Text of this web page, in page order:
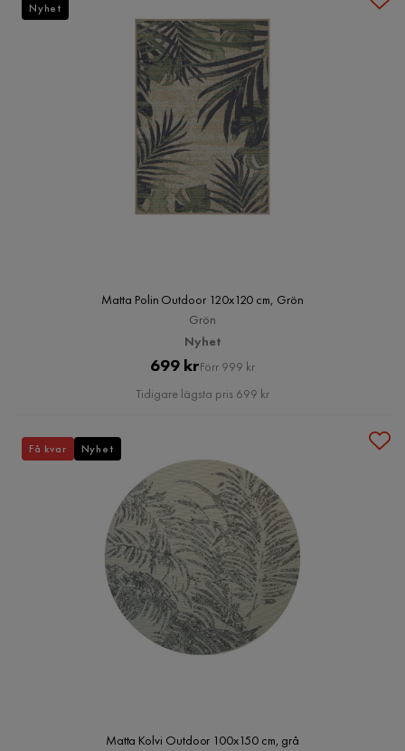
Matta Polin Outdoor 120x120 cm, Grön
Grön
Nyhet
Pris
699 krOriginal
Pris
Förr 999 kr
Tidigare lägsta pris 699 kr
Nyhet
Matta Kolvi Outdoor 100x150 cm, grå
Få kvar Nyhet